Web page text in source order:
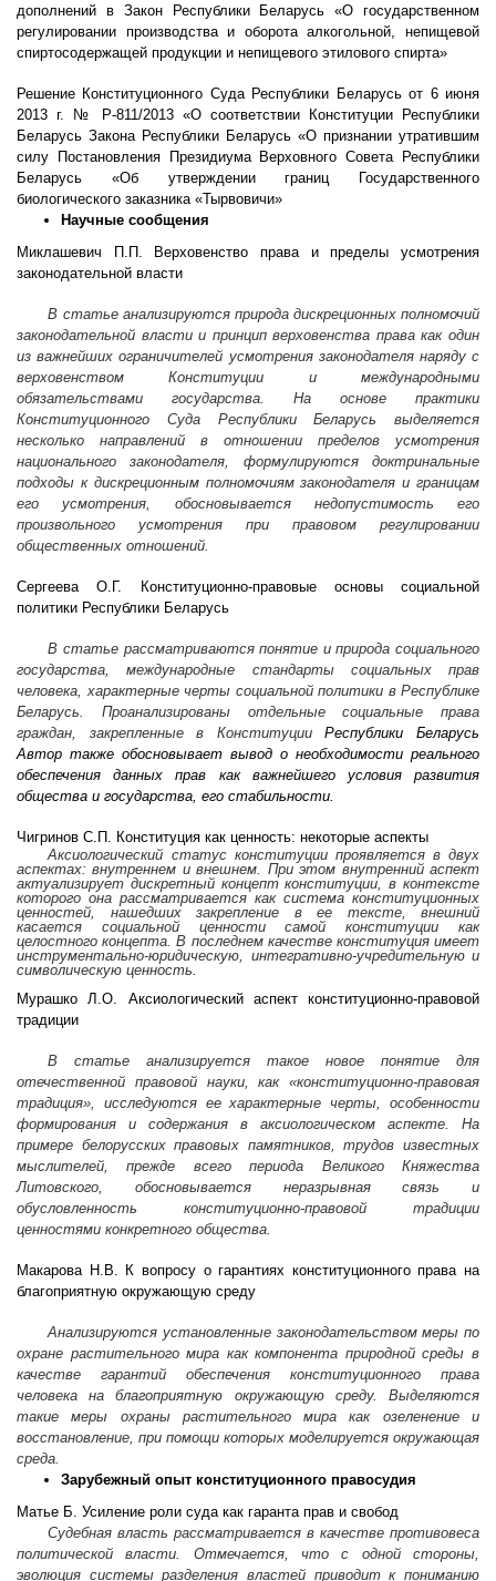
дополнений в Закон Республики Беларусь «О государственном
регулировании производства и оборота алкогольной, непищевой
спиртосодержащей продукции и непищевого этилового спирта»
Решение Конституционного Суда Республики Беларусь от 6 июня
2013 г. № Р-811/2013 «О соответствии Конституции Республики
Беларусь Закона Республики Беларусь «О признании утратившим
силу Постановления Президиума Верховного Совета Республики
Беларусь «Об утверждении границ Государственного
биологического заказника «Тырвовичи»
Научные сообщения
Миклашевич П.П. Верховенство права и пределы усмотрения
законодательной власти
В статье анализируются природа дискреционных полномочий
законодательной власти и принцип верховенства права как один
из важнейших ограничителей усмотрения законодателя наряду с
верховенством Конституции и международными
обязательствами государства. На основе практики
Конституционного Суда Республики Беларусь выделяется
несколько направлений в отношении пределов усмотрения
национального законодателя, формулируются доктринальные
подходы к дискреционным полномочиям законодателя и границам
его усмотрения, обосновывается недопустимость его
произвольного усмотрения при правовом регулировании
общественных отношений.
Сергеева О.Г. Конституционно-правовые основы социальной
политики Республики Беларусь
В статье рассматриваются понятие и природа социального
государства, международные стандарты социальных прав
человека, характерные черты социальной политики в Республике
Беларусь. Проанализированы отдельные социальные права
граждан, закрепленные в КонституцииРеспублики Беларусь
Автор также обосновывает вывод о необходимости реального
обеспечения данных прав как важнейшего условия развития
общества и государства, его стабильности.
Чигринов С.П. Конституция как ценность: некоторые аспекты
Аксиологический статус конституции проявляется в двух
аспектах: внутреннем и внешнем. При этом внутренний аспект
актуализирует дискретный концепт конституции, в контексте
которого она рассматривается как система конституционных
ценностей, нашедших закрепление в ее тексте, внешний
касается социальной ценности самой конституции как
целостного концепта. В последнем качестве конституция имеет
инструментально-юридическую, интегративно-учредительную и
символическую ценность.
Мурашко Л.О. Аксиологический аспект конституционно-правовой
традиции
В статье анализируется такое новое понятие для
отечественной правовой науки, как «конституционно-правовая
традиция», исследуются ее характерные черты, особенности
формирования и содержания в аксиологическом аспекте. На
примере белорусских правовых памятников, трудов известных
мыслителей, прежде всего периода Великого Княжества
Литовского, обосновывается неразрывная связь и
обусловленность конституционно-правовой традиции
ценностями конкретного общества.
Макарова Н.В. К вопросу о гарантиях конституционного права на
благоприятную окружающую среду
Анализируются установленные законодательством меры по
охране растительного мира как компонента природной среды в
качестве гарантий обеспечения конституционного права
человека на благоприятную окружающую среду. Выделяются
такие меры охраны растительного мира как озеленение и
восстановление, при помощи которых моделируется окружающая
среда.
Зарубежный опыт конституционного правосудия
Матье Б. Усиление роли суда как гаранта прав и свобод
Судебная власть рассматривается в качестве противовеса
политической власти. Отмечается, что с одной стороны,
эволюция системы разделения властей приводит к пониманию